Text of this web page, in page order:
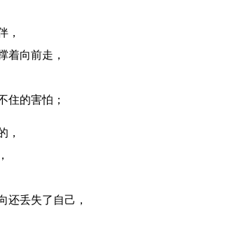
，
着向前走，
住的害怕；
，
丢失了自己，